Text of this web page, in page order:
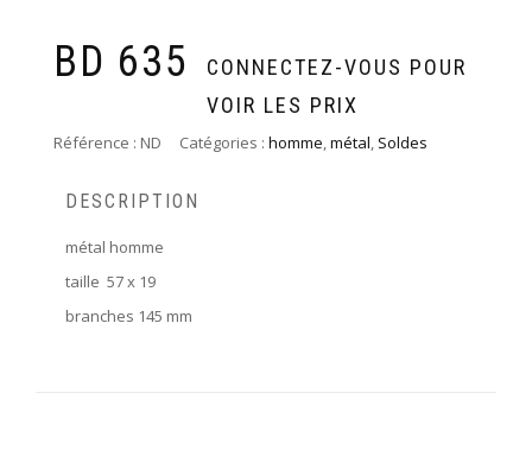
BD 635
CONNECTEZ-VOUS POUR
VOIR LES PRIX
Référence : ND Catégories : homme,métal, Soldes
DESCRIPTION
métal homme
taille 57 x 19
branches 145 mm